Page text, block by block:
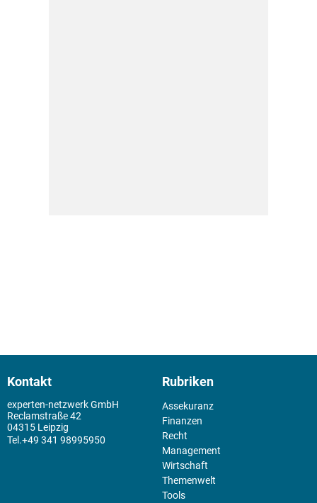
Kontakt
experten-netzwerk GmbH
Reclamstraße 42
04315 Leipzig
+49 341 98995950
Rubriken
Assekuranz
Finanzen
Recht
Management
Wirtschaft
Themenwelt
Tools